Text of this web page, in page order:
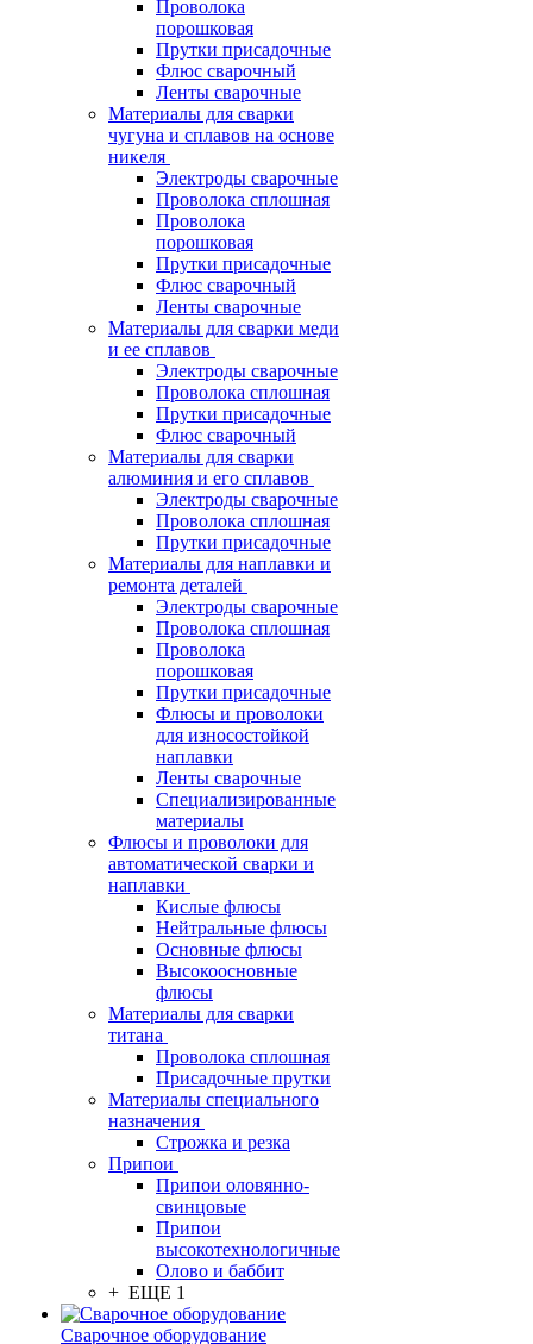
Проволока
порошковая
Прутки присадочные
Флюс сварочный
Ленты сварочные
Материалы для сварки
чугуна и сплавов на основе
никеля
Электроды сварочные
Проволока сплошная
Проволока
порошковая
Прутки присадочные
Флюс сварочный
Ленты сварочные
Материалы для сварки меди
и ее сплавов
Электроды сварочные
Проволока сплошная
Прутки присадочные
Флюс сварочный
Материалы для сварки
алюминия и его сплавов
Электроды сварочные
Проволока сплошная
Прутки присадочные
Материалы для наплавки и
ремонта деталей
Электроды сварочные
Проволока сплошная
Проволока
порошковая
Прутки присадочные
Флюсы и проволоки
для износостойкой
наплавки
Ленты сварочные
Специализированные
материалы
Флюсы и проволоки для
автоматической сварки и
наплавки
Кислые флюсы
Нейтральные флюсы
Основные флюсы
Высокоосновные
флюсы
Материалы для сварки
титана
Проволока сплошная
Присадочные прутки
Материалы специального
назначения
Строжка и резка
Припои
Припои оловянно-
свинцовые
Припои
высокотехнологичные
Олово и баббит
+ ЕЩЕ 1
Сварочное оборудование